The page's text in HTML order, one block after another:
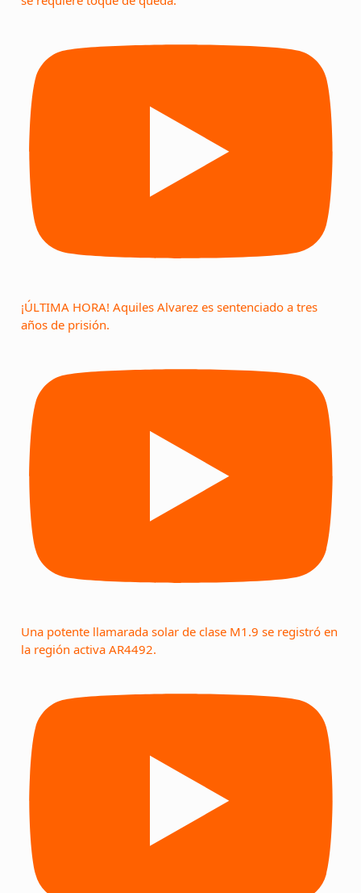
¡ÚLTIMA HORA! Aquiles Alvarez es sentenciado a tres
años de prisión.
Una potente llamarada solar de clase M1.9 se registró en
la región activa AR4492.